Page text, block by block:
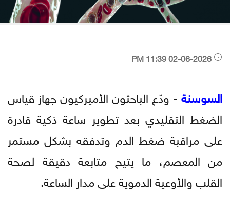
السوسنة- ودّع الباحثون الأميركيون جهاز قياس
الضغط التقليدي بعد تطوير ساعة ذكية قادرة
على مراقبة ضغط الدم وتدفقه بشكل مستمر
من المعصم، ما يتيح متابعة دقيقة لصحة
القلب والأوعية الدموية على مدار الساعة.